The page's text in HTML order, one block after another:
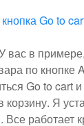
Go to
вас в
по кнопке
Go to cart
корзину. Я
Все работает